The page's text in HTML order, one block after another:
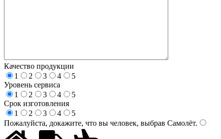
Качество продукции
1
2 3 4
5
Уровень сервиса
1
2 3 4
5
Срок изготовления
1
2 3 4
5
Пожалуйста, докажите, что вы человек, выбрав Самолёт.